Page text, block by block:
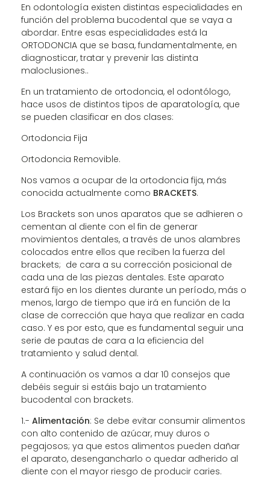
En odontología existen distintas especialidades en
función del problema bucodental que se vaya a
abordar. Entre esas especialidades está la
ORTODONCIA que se basa, fundamentalmente, en
diagnosticar, tratar y prevenir las distinta
maloclusiones..
En un tratamiento de ortodoncia, el odontólogo,
hace usos de distintos tipos de aparatología, que
se pueden clasificar en dos clases:
Ortodoncia Fija
Ortodoncia Removible.
Nos vamos a ocupar de la ortodoncia fija, más
conocida actualmente como BRACKETS.
Los Brackets son unos aparatos que se adhieren o
cementan al diente con el fin de generar
movimientos dentales, a través de unos alambres
colocados entre ellos que reciben la fuerza del
brackets; de cara a su corrección posicional de
cada una de las piezas dentales. Este aparato
estará fijo en los dientes durante un período, más o
menos, largo de tiempo que irá en función de la
clase de corrección que haya que realizar en cada
caso. Y es por esto, que es fundamental seguir una
serie de pautas de cara a la eficiencia del
tratamiento y salud dental.
A continuación os vamos a dar 10 consejos que
debéis seguir si estáis bajo un tratamiento
bucodental con brackets.
1.- Alimentación: Se debe evitar consumir alimentos
con alto contenido de azúcar, muy duros o
pegajosos; ya que estos alimentos pueden dañar
el aparato, desengancharlo o quedar adherido al
diente con el mayor riesgo de producir caries.